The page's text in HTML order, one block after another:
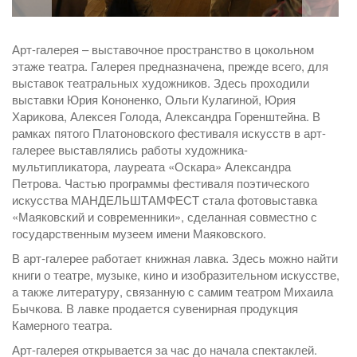
Арт-галерея – выставочное пространство в цокольном
этаже театра. Галерея предназначена, прежде всего, для
выставок театральных художников. Здесь проходили
выставки Юрия Кононенко, Ольги Кулагиной, Юрия
Харикова, Алексея Голода, Александра Горенштейна. В
рамках пятого Платоновского фестиваля искусств в арт-
галерее выставлялись работы художника-
мультипликатора, лауреата «Оскара» Александра
Петрова. Частью программы фестиваля поэтического
искусства МАНДЕЛЬШТАМФЕСТ стала фотовыставка
«Маяковский и современники», сделанная совместно с
государственным музеем имени Маяковского.
В арт-галерее работает книжная лавка. Здесь можно найти
книги о театре, музыке, кино и изобразительном искусстве,
а также литературу, связанную с самим театром Михаила
Бычкова. В лавке продается сувенирная продукция
Камерного театра.
Арт-галерея открывается за час до начала спектаклей.